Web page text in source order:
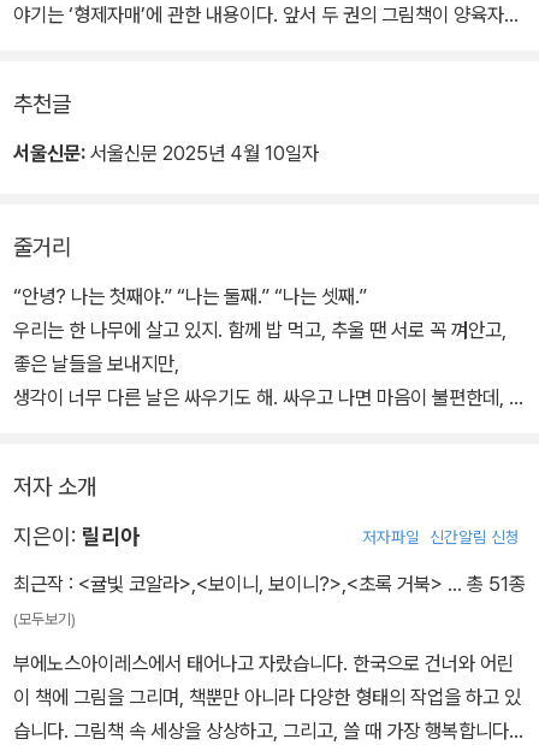
야기는 ‘형제자매’에 관한 내용이다. 앞서 두 권의 그림책이 양육자
커다란 나무에 첫째, 둘째, 셋째 코알라가 산다. 여느 집의 아이들처럼
불편하기만 한 데, 사과하는 것도 왠지 어색하고 쉽지 않다. 셋은 어쩐
지 조금 미안하고, 불편하고, 서운한 마음으로 하루를 시작한다. 그런
데 셋째가 있던 숲에 산불이 발생한다.
첫째와 둘째는 셋째의 비명을 듣고 한달음에 달려간다. 누군지 단번
족을 꾸리며 떠나간다. 하지만 셋이 함께 자란 추억은 언제나 마음속
하지 않는 것처럼 셋의 마음도 나무도 그 자리에 남아 있다.
추천글
서울신문: 서울신문 2025년 4월 10일자
줄거리
“안녕? 나는 첫째야.” “나는 둘째.” “나는 셋째.”
우리는 한 나무에 살고 있지. 함께 밥 먹고, 추울 땐 서로 꼭 껴안고,
좋은 날들을 보내지만,
생각이 너무 다른 날은 싸우기도 해. 싸우고 나면 마음이 불편한데, 왠
불꽃이 피고 나무들이 쓰러지는 소리가 들렸어. 셋째의 비명을 듣고
첫째와 둘째는 달리기 시작했지. 겨우 셋째를 구했어! 큰일 날 뻔했지.
그렇게 시절을 보낸 우리는 말이야, 우리는 서로가 있어서 정말 다행
이라 생각했어.
저자 소개
지은이: 릴리아 저자파일 신간알림 신청
최근작 : <귤빛 코알라> <보이니, 보이니?> <초록 거북> … 총 51종
(모두보기)
부에노스아이레스에서 태어나고 자랐습니다. 한국으로 건너와 어린
이 책에 그림을 그리며, 책뿐만 아니라 다양한 형태의 작업을 하고 있
습니다. 그림책 속 세상을 상상하고, 그리고, 쓸 때 가장 행복합니다.